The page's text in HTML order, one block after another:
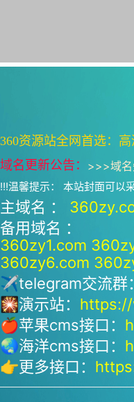
360资源站全网首选：
域名更新公告： >>>域
!!!温馨提示： 本站封面可以
主域名 ：
备用域名 ：
360zy1.com
360zy6.com
✈telegram交流群：
🎇演示站：
🍎苹果cms接口：
🌏海洋cms接口：
👉更多接口：